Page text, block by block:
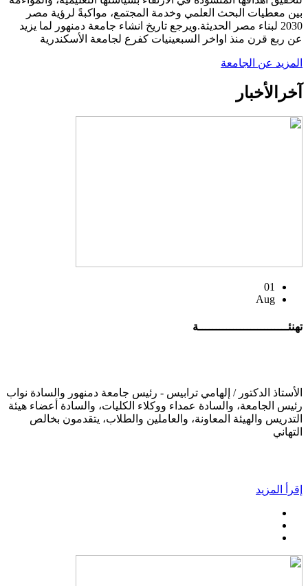
بين معطيات البحث العلمي وخدمة المجتمع، مواكبةً لرؤية مصر
2030 لبناء مصر الحديثة.ويرجع تاريخ انشاء جامعة دمنهور لما يزيد
عن ربع قرن منذ اواخر السبعينيات كفرع لجامعة الأسكندرية
المزيد عن الجامعة
آخر الأخبار
01
Aug
تهنئــــــــــــــــــــــــــة
الأستاذ الدكتور / إلهامي ترابيس - رئيس جامعة دمنهور والسادة نواب
رئيس الجامعة، والسادة عمداء ووكلاء الكليات، والسادة أعضاء هيئة
التدريس والهيئة المعاونة، والعاملين والطلاب، يتقدمون بخالص
التهاني
إقرأ المزيد